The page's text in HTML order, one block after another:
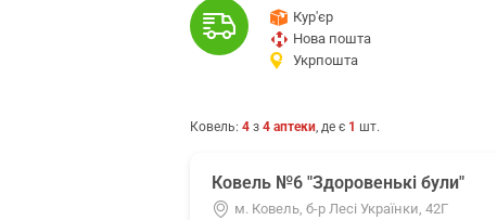
Кур'єр
Нова пошта
Укрпошта
Ковель: 4 з 4 аптеки, де є 1 шт.
Ковель №6 "Здоровенькі були"
м. Ковель, б-р Лесі Українки, 42Г